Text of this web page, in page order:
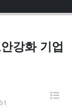
강화 기업